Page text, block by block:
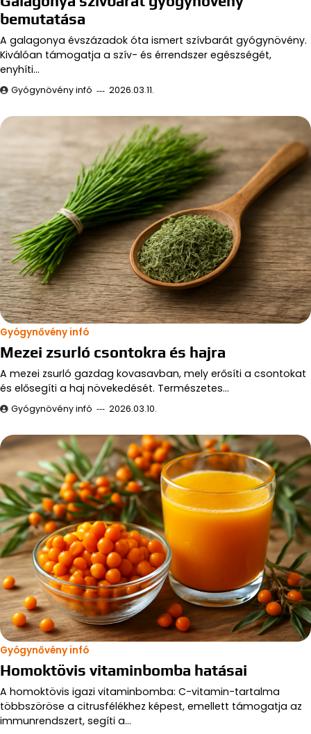
bemutatása
A galagonya évszázadok óta ismert szívbarát gyógynövény.
Kiválóan támogatja a szív- és érrendszer egészségét,
enyhíti…
Gyógynövény infó 2026.03.11.
Gyógynővény infó
Mezei zsurló csontokra és hajra
A mezei zsurló gazdag kovasavban, mely erősíti a csontokat
és elősegíti a haj növekedését. Természetes…
Gyógynövény infó 2026.03.10.
Gyógynővény infó
Homoktövis vitaminbomba hatásai
A homoktövis igazi vitaminbomba: C-vitamin-tartalma
többszöröse a citrusfélékhez képest, emellett támogatja az
immunrendszert, segíti a…